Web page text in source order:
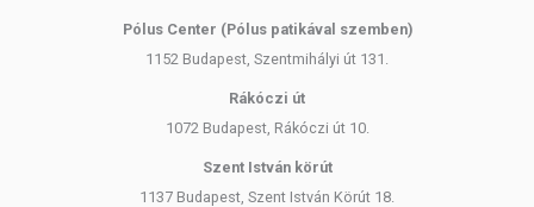
Pólus Center (Pólus patikával szemben)
1152 Budapest, Szentmihályi út 131.
Rákóczi út
1072 Budapest, Rákóczi út 10.
Szent István körút
1137 Budapest, Szent István Körút 18.